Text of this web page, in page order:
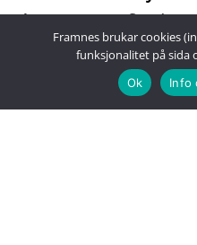
Arena, opna.
løft for skulen.
Framnes brukar cookies
funksjonalitet på sida
Ok Info